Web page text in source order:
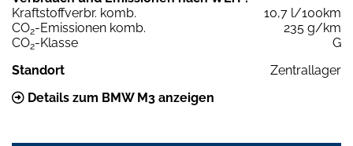
Kraftstoffverbr. komb.
10,7 l/100km
CO2-Emissionen komb.
235 g/km
CO2-Klasse
G
Standort
Zentrallager
Details zum BMW M3 anzeigen